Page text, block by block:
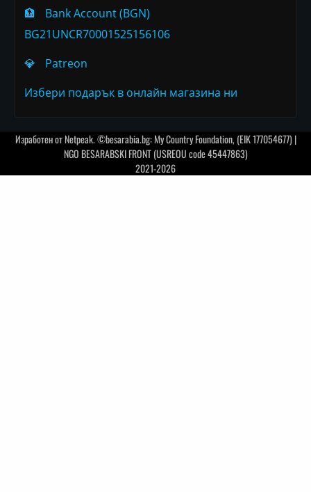
🏦
Bank Account (BGN)
BG21UNCR70001525156106
💎
Patreon
Избери подарък в онлайн магазина ни
Изработен отNetpeak. ©besarabia.bg: My Country Foundation, (EIK 177054677) |
NGO BESARABSKI FRONT (USREOU code 45447863)
2021-2026